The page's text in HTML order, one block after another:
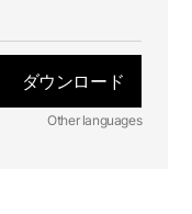
ダウンロード
Other languages